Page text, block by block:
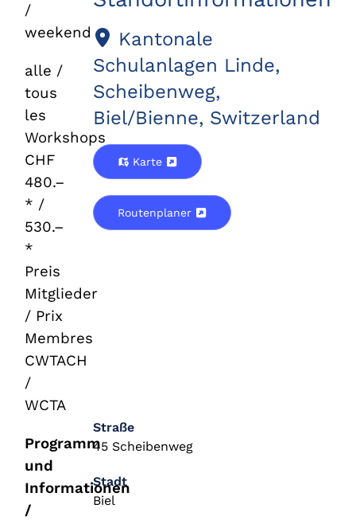
/
weekend
alle /
tous
les
Workshops
CHF
480.–
* /
530.–
*
Preis
Mitglieder
/ Prix
Membres
CWTACH
/
WCTA
Programm
und
Informationen
/
Kantonale
Schulanlagen Linde,
Scheibenweg,
Biel/Bienne, Switzerland
Karte
Routenplaner
Straße
45 Scheibenweg
Stadt
Biel